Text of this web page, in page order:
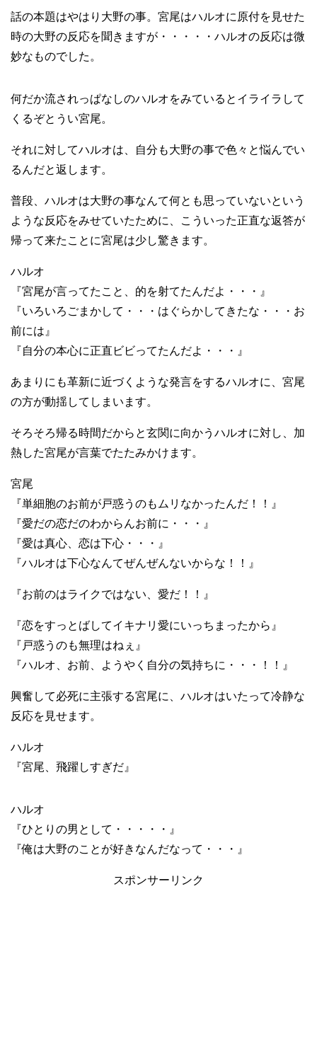
話の本題はやはり大野の事。宮尾はハルオに原付を見せた
時の大野の反応を聞きますが・・・・・ハルオの反応は微
妙なものでした。
何だか流されっぱなしのハルオをみているとイライラして
くるぞとうい宮尾。
それに対してハルオは、自分も大野の事で色々と悩んでい
るんだと返します。
普段、ハルオは大野の事なんて何とも思っていないという
ような反応をみせていたために、こういった正直な返答が
帰って来たことに宮尾は少し驚きます。
ハルオ
『宮尾が言ってたこと、的を射てたんだよ・・・』
『いろいろごまかして・・・はぐらかしてきたな・・・お
前には』
『自分の本心に正直ビビってたんだよ・・・』
あまりにも革新に近づくような発言をするハルオに、宮尾
の方が動揺してしまいます。
そろそろ帰る時間だからと玄関に向かうハルオに対し、加
熱した宮尾が言葉でたたみかけます。
宮尾
『単細胞のお前が戸惑うのもムリなかったんだ！！』
『愛だの恋だのわからんお前に・・・』
『愛は真心、恋は下心・・・』
『ハルオは下心なんてぜんぜんないからな！！』
『お前のはライクではない、愛だ！！』
『恋をすっとばしてイキナリ愛にいっちまったから』
『戸惑うのも無理はねぇ』
『ハルオ、お前、ようやく自分の気持ちに・・・！！』
興奮して必死に主張する宮尾に、ハルオはいたって冷静な
反応を見せます。
ハルオ
『宮尾、飛躍しすぎだ』
ハルオ
『ひとりの男として・・・・・』
『俺は大野のことが好きなんだなって・・・』
スポンサーリンク